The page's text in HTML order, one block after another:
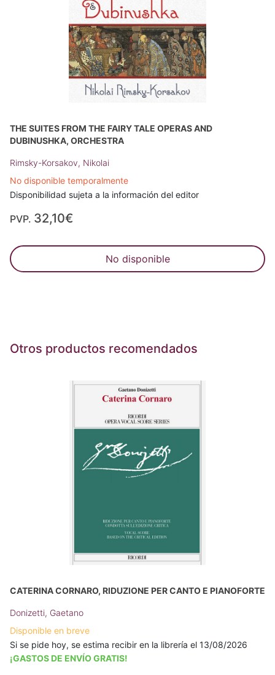
THE SUITES FROM THE FAIRY TALE OPERAS AND
DUBINUSHKA, ORCHESTRA
Rimsky-Korsakov, Nikolai
No disponible temporalmente
Disponibilidad sujeta a la información del editor
PVP. 32,10€
No disponible
Otros productos recomendados
CATERINA CORNARO, RIDUZIONE PER CANTO E PIANOFORTE
Donizetti, Gaetano
Disponible en breve
Si se pide hoy, se estima recibir en la librería el 13/08/2026
¡GASTOS DE ENVÍO GRATIS!